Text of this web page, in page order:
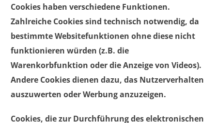
Cookies haben verschiedene Funktionen.
Zahlreiche Cookies sind technisch notwendig, da
bestimmte Websitefunktionen ohne diese nicht
funktionieren würden (z.B. die
Warenkorbfunktion oder die Anzeige von Videos).
Andere Cookies dienen dazu, das Nutzerverhalten
auszuwerten oder Werbung anzuzeigen.
Cookies, die zur Durchführung des elektronischen